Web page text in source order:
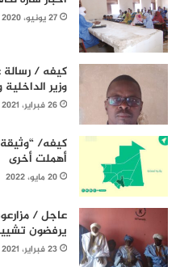
27 يونيو، 2020
كيفه / رسالة
وزير الداخلية
26 فبراير، 2021
كيفه/
أهملت أخرى
20 مايو، 2022
عاجل /
يرفضون
23 فبراير، 2021